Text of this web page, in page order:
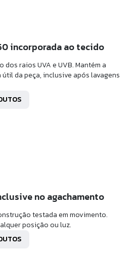
incorporada ao tecido
raios UVA e UVB. Mantém a
da peça, inclusive após lavagens
no agachamento
testada em movimento.
posição ou luz.